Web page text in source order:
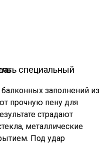
заполнений из
прочную пену для
страдают
металлические
Под удар